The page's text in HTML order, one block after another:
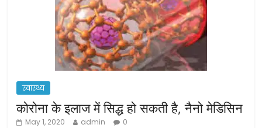
स्वास्थ्य
कोरोना के इलाज में सिद्ध हो सकती है, नैनो मेडिसिन
May 1, 2020 admin 0